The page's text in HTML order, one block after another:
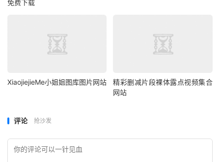
免费下载
XiaojiejieMe小姐姐图库图片网站
精彩删减片段裸体露点视频集合
网站
评论 抢沙发